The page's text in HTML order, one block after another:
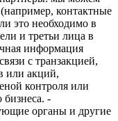
контактные
это необходимо в
и третьи лица в
информация
с транзакцией,
или акций,
контроля или
бизнеса. -
органы и другие